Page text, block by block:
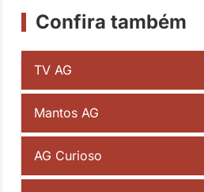
Confira também
TV AG
Mantos AG
AG Curioso